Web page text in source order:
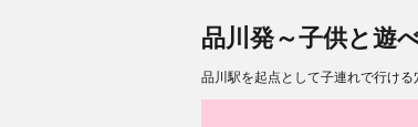
品川発～子供と遊
品川駅を起点として子連れで行ける